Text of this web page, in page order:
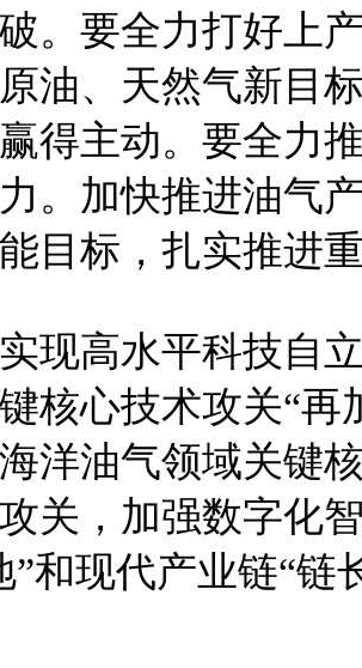
。要全力打好上
油、天然气新目
得主动。要全力
。加快推进油气
目标，扎实推进
现高水平科技自
核心技术攻关“
洋油气领域关键
关，加强数字化
”和现代产业链“